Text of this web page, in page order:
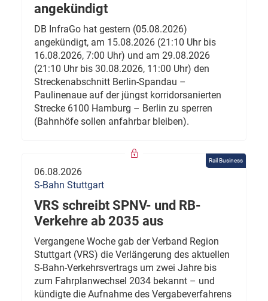
angekündigt
DB InfraGo hat gestern (05.08.2026)
angekündigt, am 15.08.2026 (21:10 Uhr bis
16.08.2026, 7:00 Uhr) und am 29.08.2026
(21:10 Uhr bis 30.08.2026, 11:00 Uhr) den
Streckenabschnitt Berlin-Spandau –
Paulinenaue auf der jüngst korridorsanierten
Strecke 6100 Hamburg – Berlin zu sperren
(Bahnhöfe sollen anfahrbar bleiben).
Rail Business
06.08.2026
S-Bahn Stuttgart
VRS schreibt SPNV- und RB-
Verkehre ab 2035 aus
Vergangene Woche gab der Verband Region
Stuttgart (VRS) die Verlängerung des aktuellen
S-Bahn-Verkehrsvertrags um zwei Jahre bis
zum Fahrplanwechsel 2034 bekannt – und
kündigte die Aufnahme des Vergabeverfahrens